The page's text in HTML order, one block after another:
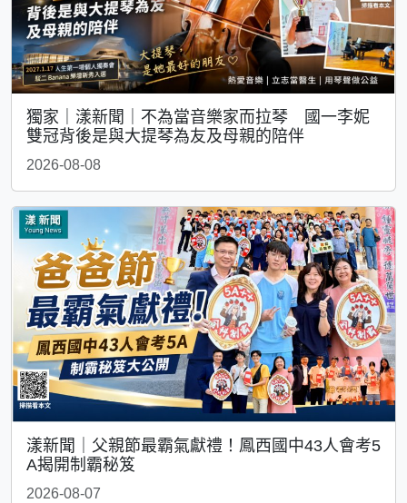
獨家｜漾新聞｜不為當音樂家而拉琴 國一李妮
雙冠背後是與大提琴為友及母親的陪伴
2026-08-08
漾新聞｜父親節最霸氣獻禮！鳳西國中43人會考5
A揭開制霸秘笈
2026-08-07